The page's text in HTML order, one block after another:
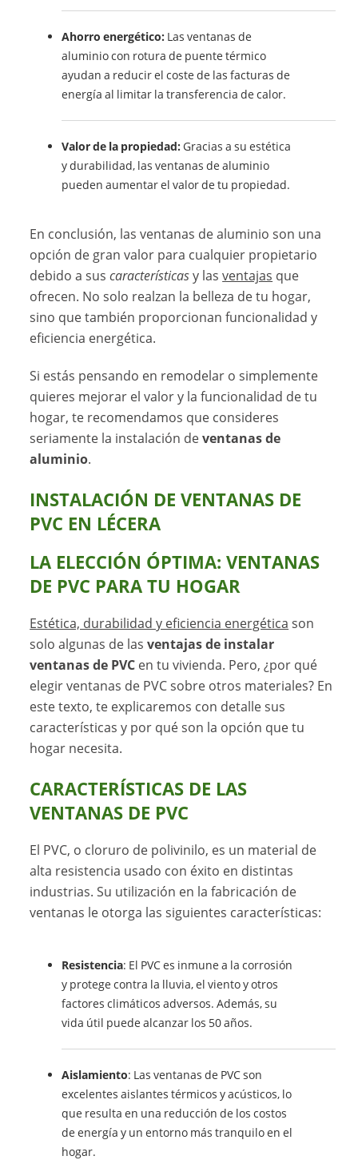
Ahorro energético: Las ventanas de
aluminio con rotura de puente térmico
ayudan a reducir el coste de las facturas de
energía al limitar la transferencia de calor.
Valor de la propiedad: Gracias a su estética
y durabilidad, las ventanas de aluminio
pueden aumentar el valor de tu propiedad.
En conclusión, las ventanas de aluminio son una
opción de gran valor para cualquier propietario
debido a suscaracterísticasy lasventajas que
ofrecen. No solo realzan la belleza de tu hogar,
sino que también proporcionan funcionalidad y
eficiencia energética.
Si estás pensando en remodelar o simplemente
quieres mejorar el valor y la funcionalidad de tu
hogar, te recomendamos que consideres
seriamente la instalación deventanas de
aluminio.
INSTALACIÓN DE VENTANAS DE
PVC EN LÉCERA
LA ELECCIÓN ÓPTIMA: VENTANAS
DE PVC PARA TU HOGAR
Estética, durabilidad y eficiencia energética son
solo algunas de lasventajas de instalar
ventanas de PVC en tu vivienda. Pero, ¿por qué
elegir ventanas de PVC sobre otros materiales? En
este texto, te explicaremos con detalle sus
características y por qué son la opción que tu
hogar necesita.
CARACTERÍSTICAS DE LAS
VENTANAS DE PVC
El PVC, o cloruro de polivinilo, es un material de
alta resistencia usado con éxito en distintas
industrias. Su utilización en la fabricación de
ventanas le otorga las siguientes características:
Resistencia: El PVC es inmune a la corrosión
y protege contra la lluvia, el viento y otros
factores climáticos adversos. Además, su
vida útil puede alcanzar los 50 años.
Aislamiento: Las ventanas de PVC son
excelentes aislantes térmicos y acústicos, lo
que resulta en una reducción de los costos
de energía y un entorno más tranquilo en el
hogar.